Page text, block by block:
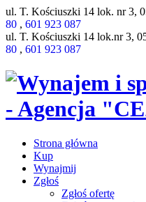
ul. T. Kościuszki 14 lok. nr 3,
80 , 601 923 087
ul. T. Kościuszki 14 lok.nr 3,
80 , 601 923 087
Strona główna
Kup
Wynajmij
Zgłoś
Zgłoś ofertę